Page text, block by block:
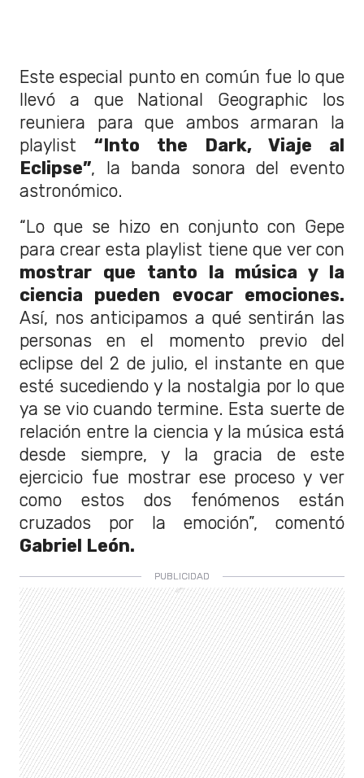
Este especial punto en común fue lo que
llevó a que National Geographic los
reuniera para que ambos armaran la
playlist “Into the Dark, Viaje al
Eclipse”, la banda sonora del evento
astronómico.
“Lo que se hizo en conjunto con Gepe
para crear esta playlist tiene que ver con
mostrar que tanto la música y la
ciencia pueden evocar emociones.
Así, nos anticipamos a qué sentirán las
personas en el momento previo del
eclipse del 2 de julio, el instante en que
esté sucediendo y la nostalgia por lo que
ya se vio cuando termine. Esta suerte de
relación entre la ciencia y la música está
desde siempre, y la gracia de este
ejercicio fue mostrar ese proceso y ver
como estos dos fenómenos están
cruzados por la emoción”, comentó
Gabriel León.